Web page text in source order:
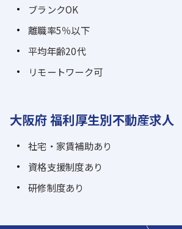
ブランクOK
離職率5％以下
平均年齢20代
リモートワーク可
大阪府 福利厚生別不動産求人
社宅・家賃補助あり
資格支援制度あり
研修制度あり